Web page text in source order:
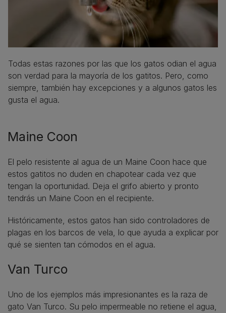
Todas estas razones por las que los gatos odian el agua
son verdad para la mayoría de los gatitos. Pero, como
siempre, también hay excepciones y a algunos gatos les
gusta el agua.
Maine Coon
El pelo resistente al agua de un Maine Coon hace que
estos gatitos no duden en chapotear cada vez que
tengan la oportunidad. Deja el grifo abierto y pronto
tendrás un Maine Coon en el recipiente.
Históricamente, estos gatos han sido controladores de
plagas en los barcos de vela, lo que ayuda a explicar por
qué se sienten tan cómodos en el agua.
Van Turco
Uno de los ejemplos más impresionantes es la raza de
gato Van Turco. Su pelo impermeable no retiene el agua,